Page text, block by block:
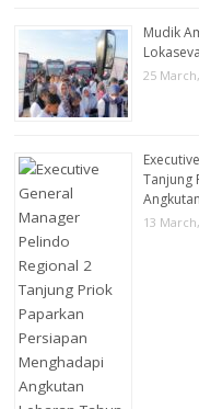
Mudik
25
Tanjung
13